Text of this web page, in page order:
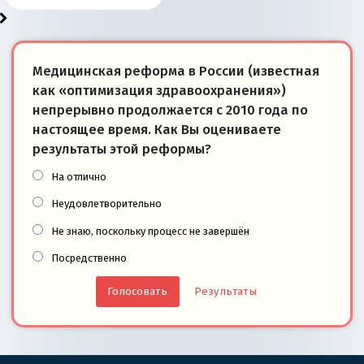
Медицинская реформа в России (известная
как «оптимизация здравоохранения»)
непрерывно продолжается с 2010 года по
настоящее время. Как Вы оцениваете
результаты этой реформы?
На отлично
Неудовлетворительно
Не знаю, поскольку процесс не завершён
Посредственно
Результаты